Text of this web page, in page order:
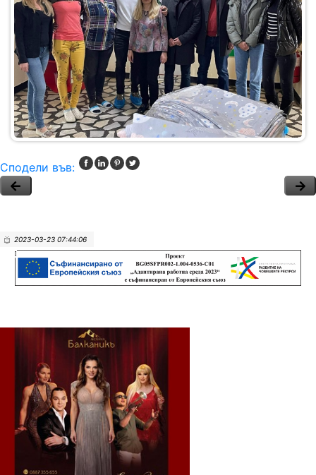
Сподели във:
2023-03-23 07:44:06